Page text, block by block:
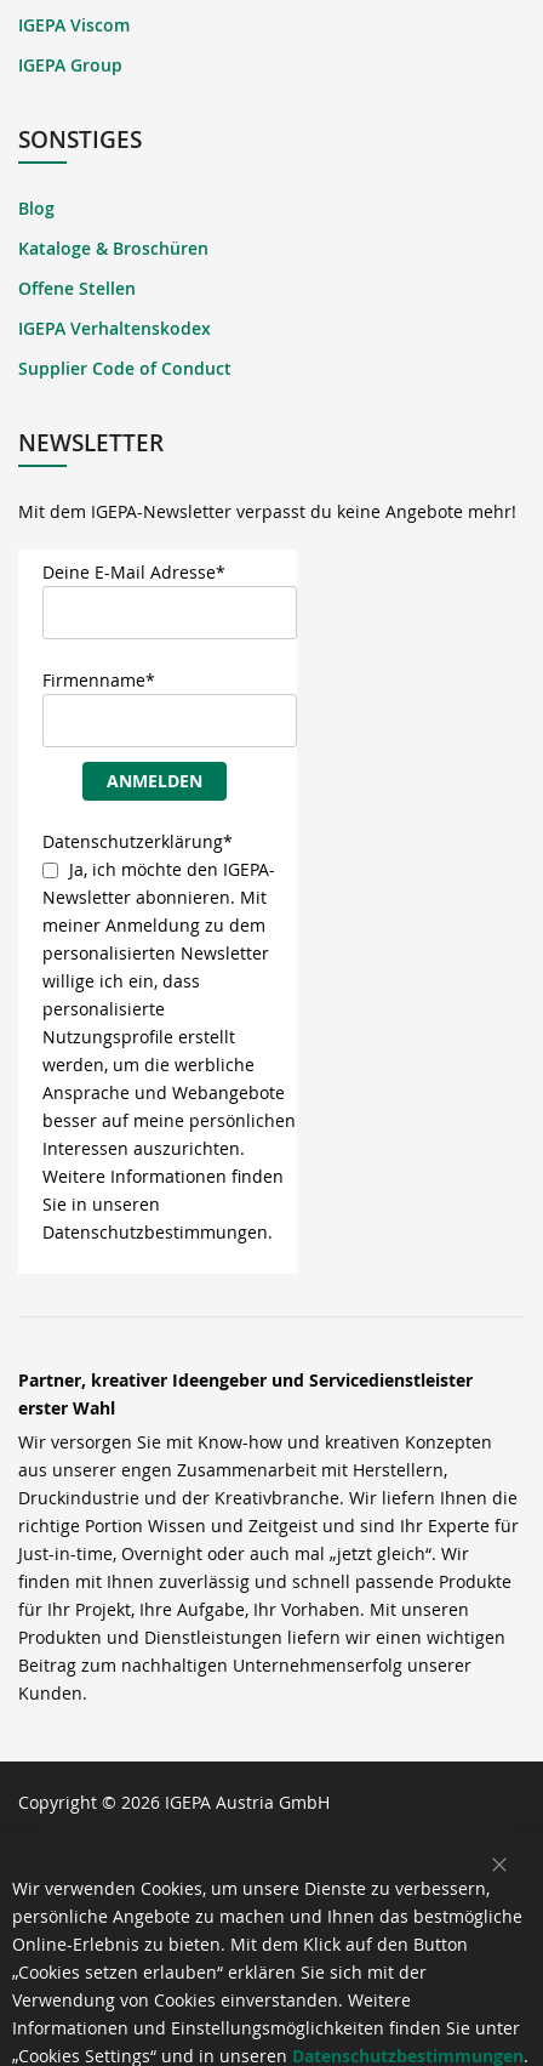
IGEPA Viscom
IGEPA Group
SONSTIGES
Blog
Kataloge & Broschüren
Offene Stellen
IGEPA Verhaltenskodex
Supplier Code of Conduct
NEWSLETTER
Mit dem IGEPA-Newsletter verpasst du keine Angebote mehr!
Deine E-Mail Adresse*
Firmenname*
ANMELDEN
Datenschutzerklärung*
Ja, ich möchte den IGEPA-
Newsletter abonnieren. Mit
meiner Anmeldung zu dem
personalisierten Newsletter
willige ich ein, dass
personalisierte
Nutzungsprofile erstellt
werden, um die werbliche
Ansprache und Webangebote
besser auf meine persönlichen
Interessen auszurichten.
Weitere Informationen finden
Sie in unseren
Datenschutzbestimmungen.
Partner, kreativer Ideengeber und Servicedienstleister
erster Wahl
Wir versorgen Sie mit Know-how und kreativen Konzepten
aus unserer engen Zusammenarbeit mit Herstellern,
Druckindustrie und der Kreativbranche. Wir liefern Ihnen die
richtige Portion Wissen und Zeitgeist und sind Ihr Experte für
Just-in-time, Overnight oder auch mal „jetzt gleich“. Wir
finden mit Ihnen zuverlässig und schnell passende Produkte
für Ihr Projekt, Ihre Aufgabe, Ihr Vorhaben. Mit unseren
Produkten und Dienstleistungen liefern wir einen wichtigen
Beitrag zum nachhaltigen Unternehmenserfolg unserer
Kunden.
Copyright © 2026 IGEPA Austria GmbH
Wir verwenden Cookies, um unsere Dienste zu verbessern,
persönliche Angebote zu machen und Ihnen das bestmögliche
Online-Erlebnis zu bieten. Mit dem Klick auf den Button
„Cookies setzen erlauben“ erklären Sie sich mit der
Verwendung von Cookies einverstanden. Weitere
Informationen und Einstellungsmöglichkeiten finden Sie unter
„Cookies Settings“ und in unseren Datenschutzbestimmungen.